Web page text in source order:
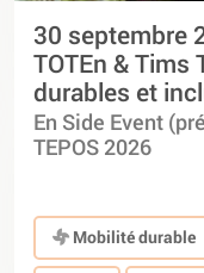
30 septembre
TOTEn &
durables et
En Side Event
TEPOS 2026
Mobilité durable